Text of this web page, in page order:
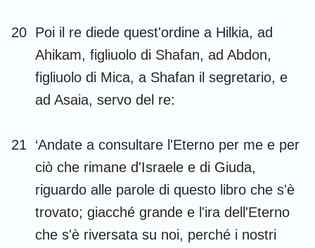
20 Poi il re diede quest'ordine a Hilkia, ad
Ahikam, figliuolo di Shafan, ad Abdon,
figliuolo di Mica, a Shafan il segretario, e
ad Asaia, servo del re:
21
‘Andate a consultare l'Eterno per me e per
ciò che rimane d'Israele e di Giuda,
riguardo alle parole di questo libro che s'è
trovato; giacché grande e l'ira dell'Eterno
che s'è riversata su noi, perché i nostri